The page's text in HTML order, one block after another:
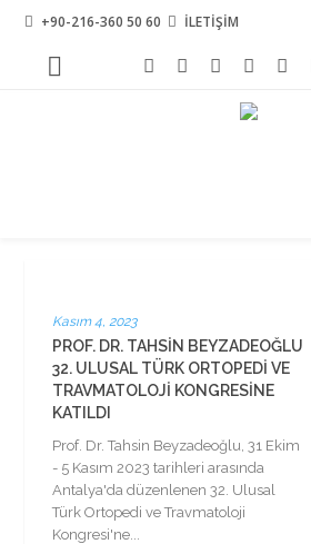
+90-216-360 50 60 İLETİŞİM
Kasım 4, 2023
PROF. DR. TAHSIN BEYZADEOĞLU
32. ULUSAL TÜRK ORTOPEDI VE
TRAVMATOLOJI KONGRESINE
KATILDI
Prof. Dr. Tahsin Beyzadeoğlu, 31 Ekim
- 5 Kasım 2023 tarihleri arasında
Antalya'da düzenlenen 32. Ulusal
Türk Ortopedi ve Travmatoloji
Kongresi'ne...